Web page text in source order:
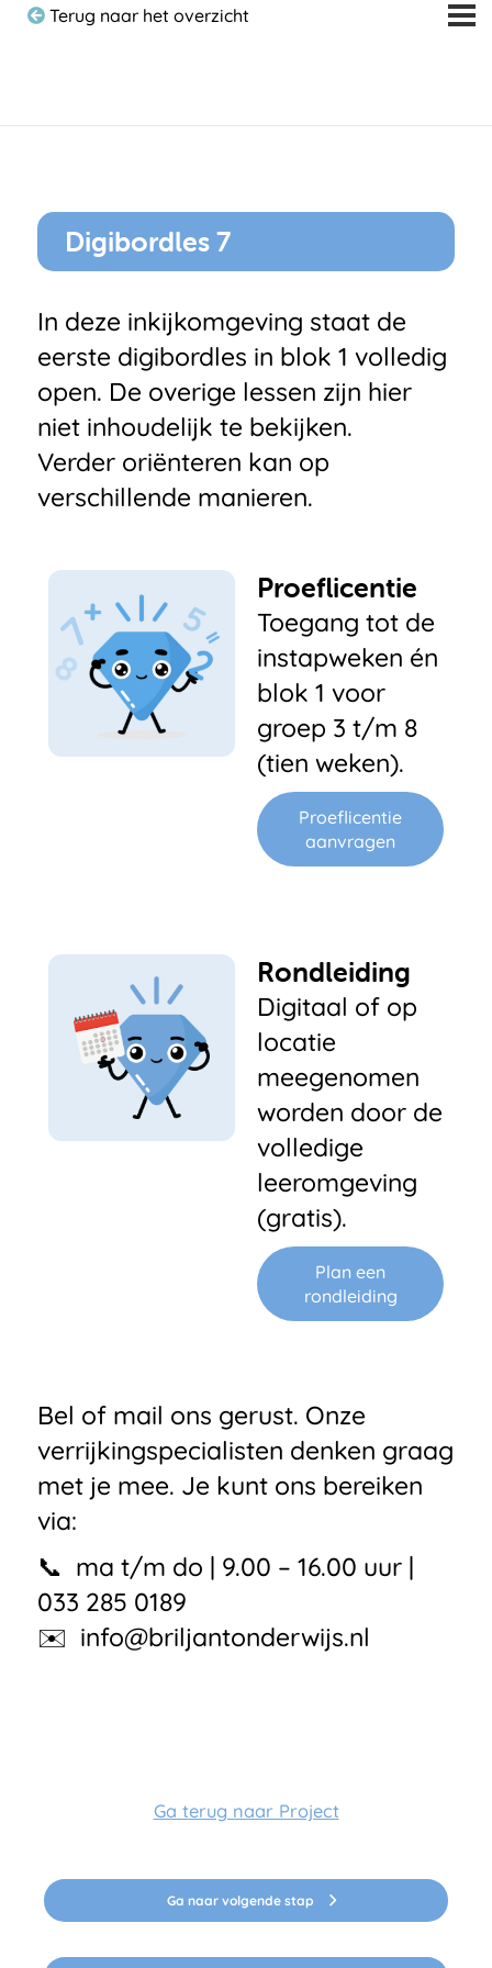
Terug naar het overzicht
Digibordles 7
In deze inkijkomgeving staat de
eerste digibordles in blok 1 volledig
open. De overige lessen zijn hier
niet inhoudelijk te bekijken.
Verder oriënteren kan op
verschillende manieren.
Proeflicentie
Toegang tot de
instapweken én
blok 1 voor
groep 3 t/m 8
(tien weken).
Proeflicentie
aanvragen
Rondleiding
Digitaal of op
locatie
meegenomen
worden door de
volledige
leeromgeving
(gratis).
Plan een
rondleiding
Bel of mail ons gerust. Onze
verrijkingspecialisten denken graag
met je mee. Je kunt ons bereiken
via:
📞 ma t/m do | 9.00 – 16.00 uur |
033 285 0189
✉️ info@briljantonderwijs.nl
Ga terug naar Project
Ga naar volgende stap